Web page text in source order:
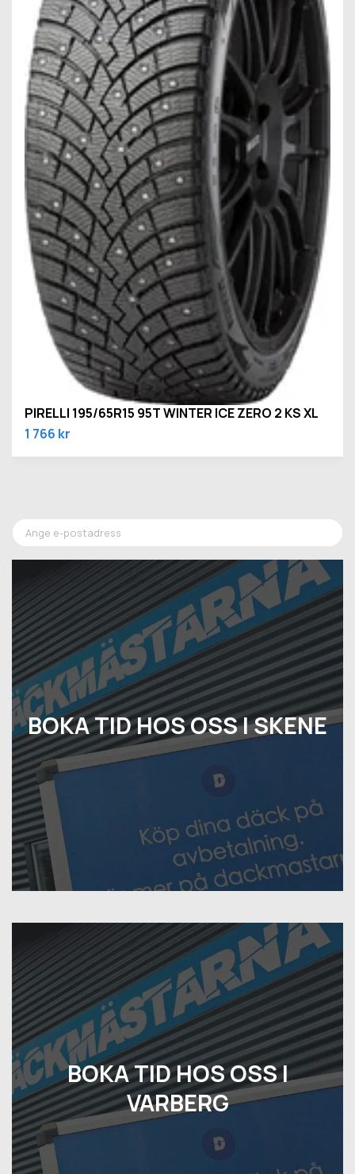
BOKA TID HOS OSS I SKENE
BOKA TID HOS OSS I
VARBERG
PIRELLI 195/65R15 95T WINTER ICE ZERO 2 KS XL
1 766 kr